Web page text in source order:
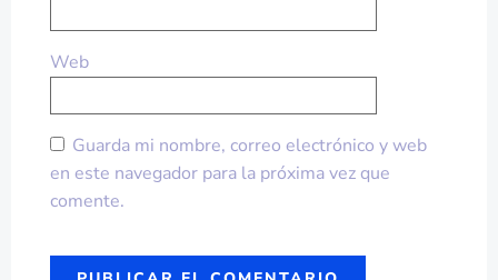
Web
Guarda mi nombre, correo electrónico y web
en este navegador para la próxima vez que
comente.